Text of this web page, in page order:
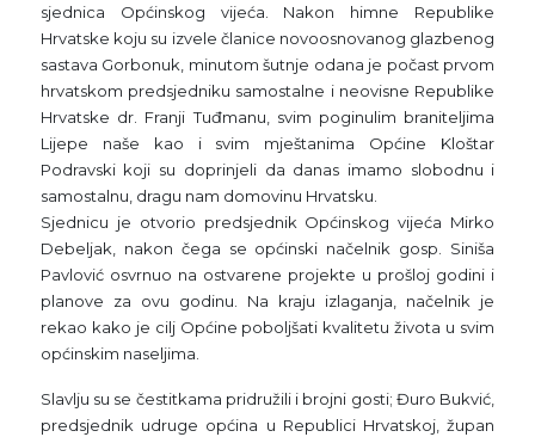
sjednica Općinskog vijeća. Nakon himne Republike
Hrvatske koju su izvele članice novoosnovanog glazbenog
sastava Gorbonuk, minutom šutnje odana je počast prvom
hrvatskom predsjedniku samostalne i neovisne Republike
Hrvatske dr. Franji Tuđmanu, svim poginulim braniteljima
Lijepe naše kao i svim mještanima Općine Kloštar
Podravski koji su doprinjeli da danas imamo slobodnu i
samostalnu, dragu nam domovinu Hrvatsku.
Sjednicu je otvorio predsjednik Općinskog vijeća Mirko
Debeljak, nakon čega se općinski načelnik gosp. Siniša
Pavlović osvrnuo na ostvarene projekte u prošloj godini i
planove za ovu godinu. Na kraju izlaganja, načelnik je
rekao kako je cilj Općine poboljšati kvalitetu života u svim
općinskim naseljima.
Slavlju su se čestitkama pridružili i brojni gosti; Đuro Bukvić,
predsjednik udruge općina u Republici Hrvatskoj, župan